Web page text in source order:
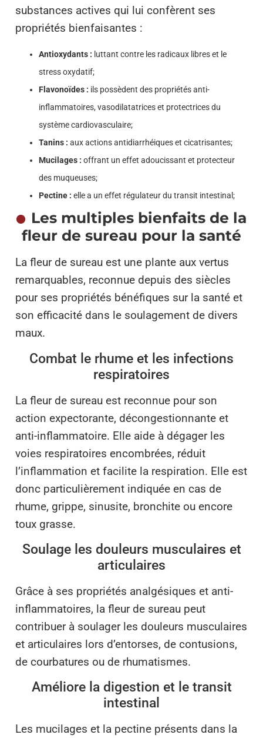
substances actives qui lui confèrent ses
propriétés bienfaisantes :
Antioxydants : luttant contre les radicaux libres et le
stress oxydatif;
Flavonoïdes : ils possèdent des propriétés anti-
inflammatoires, vasodilatatrices et protectrices du
système cardiovasculaire;
Tanins : aux actions antidiarrhéiques et cicatrisantes;
Mucilages : offrant un effet adoucissant et protecteur
des muqueuses;
Pectine : elle a un effet régulateur du transit intestinal;
Les multiples bienfaits de la
fleur de sureau pour la santé
La fleur de sureau est une plante aux vertus
remarquables, reconnue depuis des siècles
pour ses propriétés bénéfiques sur la santé et
son efficacité dans le soulagement de divers
maux.
Combat le rhume et les infections
respiratoires
La fleur de sureau est reconnue pour son
action expectorante, décongestionnante et
anti-inflammatoire. Elle aide à dégager les
voies respiratoires encombrées, réduit
l’inflammation et facilite la respiration. Elle est
donc particulièrement indiquée en cas de
rhume, grippe, sinusite, bronchite ou encore
toux grasse.
Soulage les douleurs musculaires et
articulaires
Grâce à ses propriétés analgésiques et anti-
inflammatoires, la fleur de sureau peut
contribuer à soulager les douleurs musculaires
et articulaires lors d’entorses, de contusions,
de courbatures ou de rhumatismes.
Améliore la digestion et le transit
intestinal
Les mucilages et la pectine présents dans la